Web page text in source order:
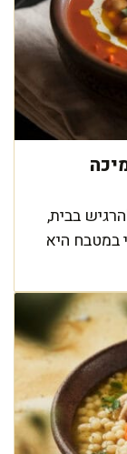
בבית,
במטבח היא